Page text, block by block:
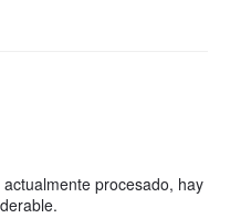
procesado, hay